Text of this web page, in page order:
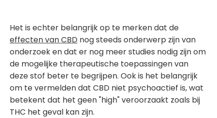
Het is echter belangrijk op te merken dat de
effecten van CBD nog steeds onderwerp zijn van
onderzoek en dat er nog meer studies nodig zijn om
de mogelijke therapeutische toepassingen van
deze stof beter te begrijpen. Ook is het belangrijk
om te vermelden dat CBD niet psychoactief is, wat
betekent dat het geen "high" veroorzaakt zoals bij
THC het geval kan zijn.